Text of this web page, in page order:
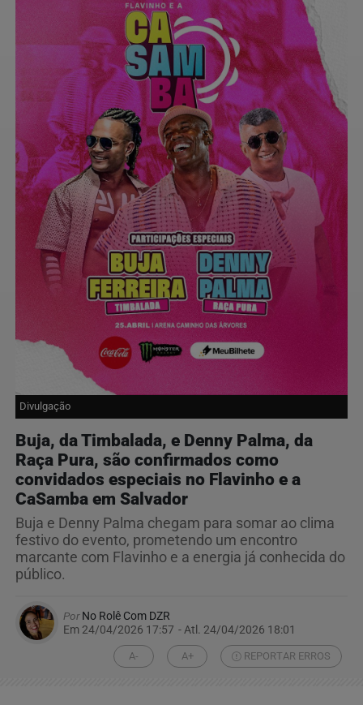
Divulgação
Buja, da Timbalada, e Denny Palma, da
Raça Pura, são confirmados como
convidados especiais no Flavinho e a
CaSamba em Salvador
Buja e Denny Palma chegam para somar ao clima
festivo do evento, prometendo um encontro
marcante com Flavinho e a energia já conhecida do
público.
PorNo Rolê Com DZR
Em 24/04/2026 17:57 - Atl. 24/04/2026 18:01
A- A+ REPORTAR ERROS